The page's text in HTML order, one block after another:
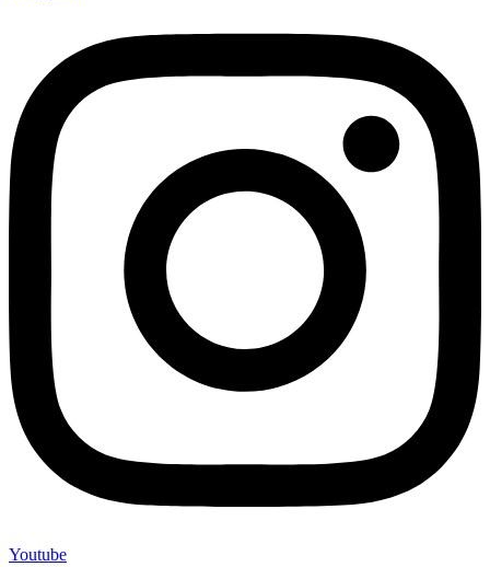
Youtube